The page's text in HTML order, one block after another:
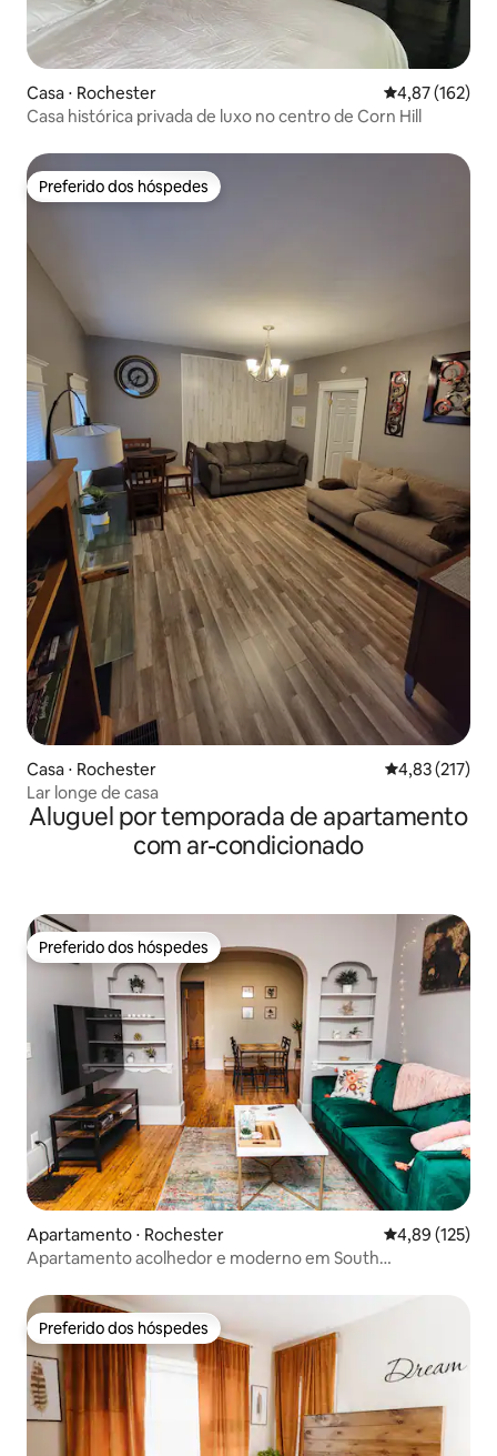
Casa ⋅ Rochester 4,87 de uma
4,87 (162)
Casa histórica privada de luxo no centro de Corn Hill
Preferido dos hóspedes
Preferido dos hóspedes
Casa ⋅ Rochester 4,83 de uma
4,83 (217)
Lar longe de casa
Aluguel por temporada de apartamento
com ar-condicionado
Preferido dos hóspedes
Preferido dos hóspedes
Apartamento ⋅ Rochester 4,89 de uma
4,89 (125)
Apartamento acolhedor e moderno em South
Preferido dos hóspedes
Preferido dos hóspedes